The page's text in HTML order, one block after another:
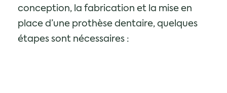
conception, la fabrication et la mise en
place d’une prothèse dentaire, quelques
étapes sont nécessaires :